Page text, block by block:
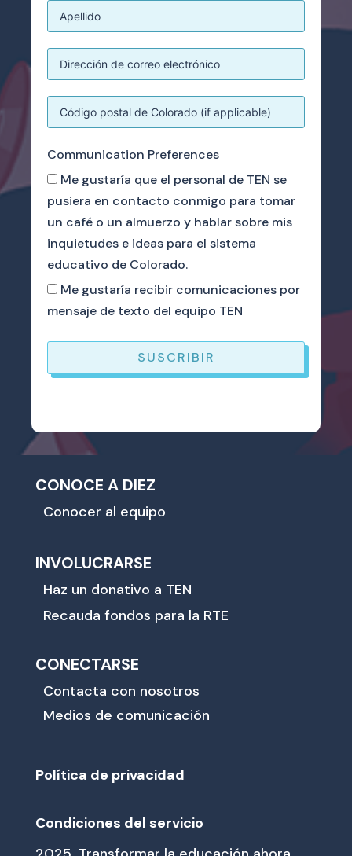
Communication Preferences
Me gustaría que el personal de TEN se
pusiera en contacto conmigo para tomar
un café o un almuerzo y hablar sobre mis
inquietudes e ideas para el sistema
educativo de Colorado.
Me gustaría recibir comunicaciones por
mensaje de texto del equipo TEN
SUSCRIBIR
CONOCE A DIEZ
Conocer al equipo
INVOLUCRARSE
Haz un donativo a TEN
Recauda fondos para la RTE
CONECTARSE
Contacta con nosotros
Medios de comunicación
Política de privacidad
Condiciones del servicio